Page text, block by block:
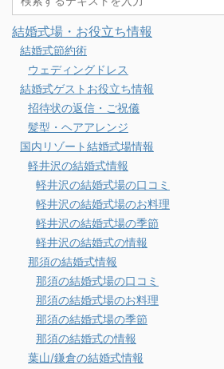
結婚式場・お役立ち情報
結婚式節約術
ウェディングドレス
結婚式ゲストお役立ち情報
招待状の返信・ご祝儀
髪型・ヘアアレンジ
国内リゾート結婚式場情報
軽井沢の結婚式情報
軽井沢の結婚式場の口コミ
軽井沢の結婚式場のお料理
軽井沢の結婚式場の季節
軽井沢の結婚式の情報
那須の結婚式情報
那須の結婚式場の口コミ
那須の結婚式場のお料理
那須の結婚式場の季節
那須の結婚式の情報
葉山/鎌倉の結婚式情報